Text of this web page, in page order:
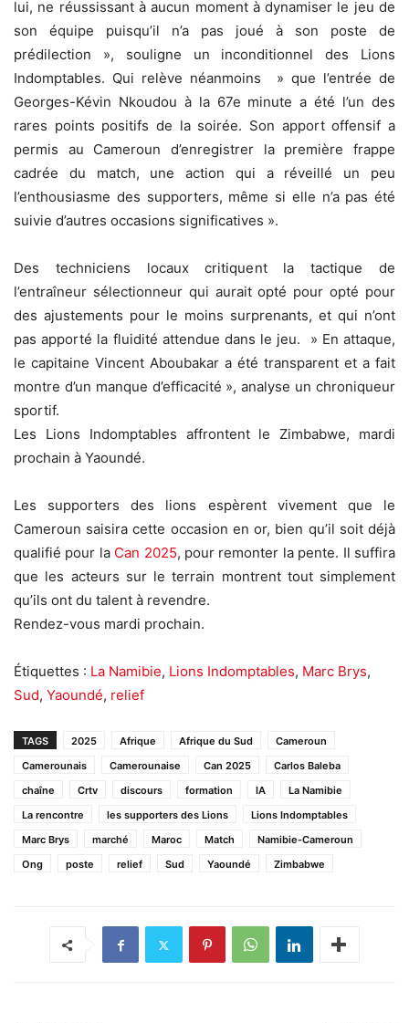
lui, ne réussissant à aucun moment à dynamiser le jeu de
son équipe puisqu’il n’a pas joué à son poste de
prédilection », souligne un inconditionnel des Lions
Indomptables. Qui relève néanmoins » que l’entrée de
Georges-Kévin Nkoudou à la 67e minute a été l’un des
rares points positifs de la soirée. Son apport offensif a
permis au Cameroun d’enregistrer la première frappe
cadrée du match, une action qui a réveillé un peu
l’enthousiasme des supporters, même si elle n’a pas été
suivie d’autres occasions significatives ».
Des techniciens locaux critiquent la tactique de
l’entraîneur sélectionneur qui aurait opté pour opté pour
des ajustements pour le moins surprenants, et qui n’ont
pas apporté la fluidité attendue dans le jeu. » En attaque,
le capitaine Vincent Aboubakar a été transparent et a fait
montre d’un manque d’efficacité », analyse un chroniqueur
sportif.
Les Lions Indomptables affrontent le Zimbabwe, mardi
prochain à Yaoundé.
Les supporters des lions espèrent vivement que le
Cameroun saisira cette occasion en or, bien qu’il soit déjà
qualifié pour la Can 2025, pour remonter la pente. Il suffira
que les acteurs sur le terrain montrent tout simplement
qu’ils ont du talent à revendre.
Rendez-vous mardi prochain.
Étiquettes : La Namibie, Lions Indomptables, Marc Brys,
Sud, Yaoundé, relief
TAGS 2025 Afrique Afrique du Sud
Cameroun
Camerounais
Camerounaise Can 2025
Carlos Baleba
chaîne
Crtv discours formation IA
La Namibie
La rencontre
les supporters des Lions
Lions Indomptables
Marc Brys
marché Maroc Match
Namibie-Cameroun
Ong
poste relief Sud Yaoundé Zimbabwe